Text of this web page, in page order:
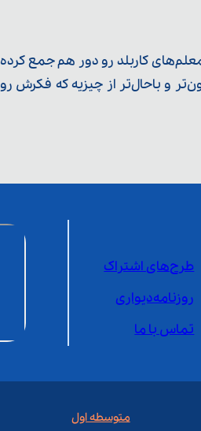
کاربلد رو دور هم جمع کرده
و باحال‌تر از چیزیه که فکرش رو
طرح‌های اشتراک
روزنامه‌دیواری
تماس با ما
متوسطه اول